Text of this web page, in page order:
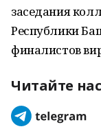
заседания
Республики
финалистов
Читайте нас